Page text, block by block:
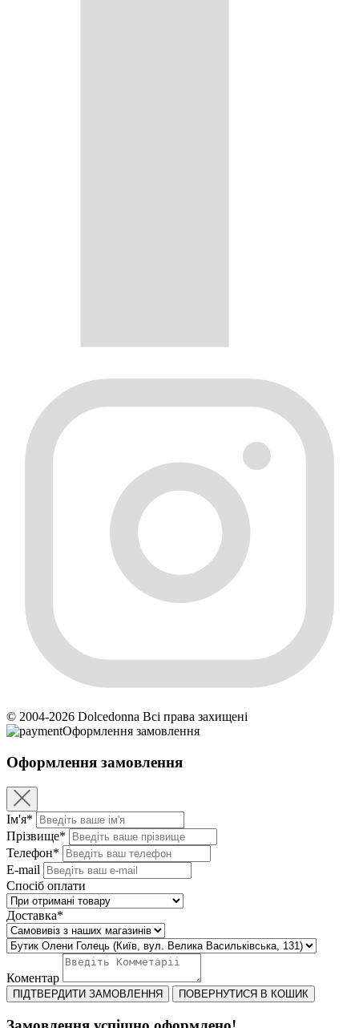
© 2004-2026 Dolcedonna Всі права захищені
Оформлення замовлення
Оформлення замовлення
Ім'я*
Прізвище*
Телефон*
E-mail
Спосіб оплати
Доставка*
Коментар
ПІДТВЕРДИТИ ЗАМОВЛЕННЯ ПОВЕРНУТИСЯ В КОШИК